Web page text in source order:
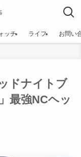
ッチ ライフ お問い
ドナイトブ
最強NCヘッ